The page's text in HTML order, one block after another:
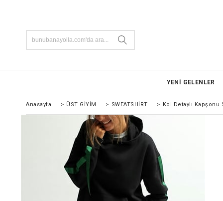
YENİ GELENLER
Anasayfa > ÜST GİYİM > SWEATSHİRT > Kol Detaylı Kapşonu